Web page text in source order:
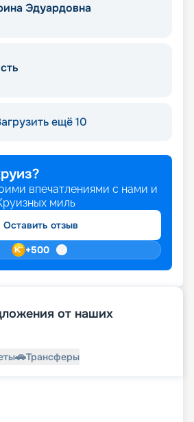
Эдуардовна
ещё 10
впечатлениями с нами и
миль
Оставить отзыв
+500
от наших
🚗Трансферы